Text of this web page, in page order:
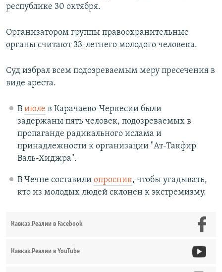
республике 30 октября.
Организатором группы правоохранительные
органы считают 33-летнего молодого человека.
Суд избрал всем подозреваемым меру пресечения в
виде ареста.
В июле в Карачаево-Черкесии были
задержаны пять человек, подозреваемых в
пропаганде радикального ислама и
принадлежности к организации "Ат-Такфир
Валь-Хиджра".
В Чечне составили опросник, чтобы угадывать,
кто из молодых людей склонен к экстремизму.
Кавказ.Реалии в Facebook
Кавказ.Реалии в YouTube